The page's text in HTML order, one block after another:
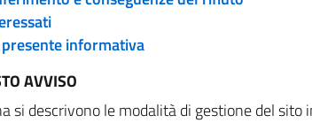
informativa
AVVISO
si descrivono le modalità di gestione del